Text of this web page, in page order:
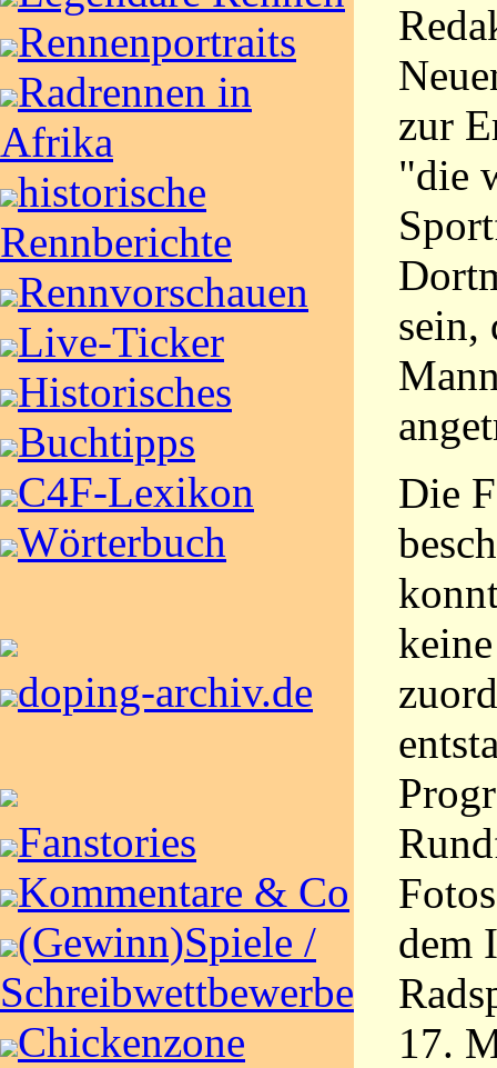
Rennenportraits
Radrennen in
Afrika
historische
Rennberichte
Rennvorschauen
Live-Ticker
Historisches
Buchtipps
C4F-Lexikon
Wörterbuch
doping-archiv.de
Fanstories
Kommentare & Co
(Gewinn)Spiele /
Schreibwettbewerbe
Chickenzone
zur
"die
sein,
Die
dem
17.